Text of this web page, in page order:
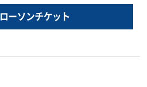
ローソンチケット